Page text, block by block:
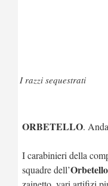
I razzi sequestrati
ORBETELLO.
I carabinieri della
squadre dell’Orbetello